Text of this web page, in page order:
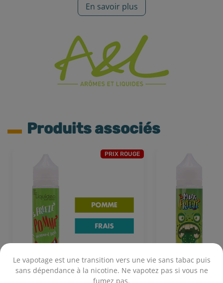
Le vapotage est une transition vers une vie sans tabac puis
sans dépendance à la nicotine. Ne vapotez pas si vous ne
fumez pas.
En savoir plus
Produits associés
PRIX ROUGE